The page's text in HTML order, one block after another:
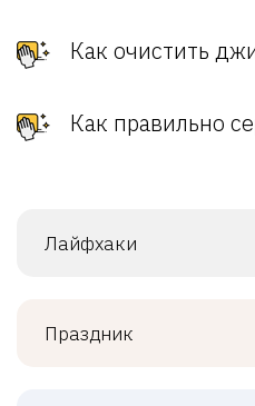
Как очистить
Как правильно
Лайфхаки
Праздник